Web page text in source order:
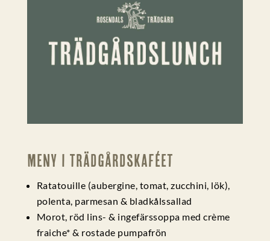
Meny i Trädgårdskaféet
Ratatouille (aubergine, tomat, zucchini, lök),
polenta, parmesan & bladkålssallad
Morot, röd lins- & ingefärssoppa med crème
fraiche* & rostade pumpafrön